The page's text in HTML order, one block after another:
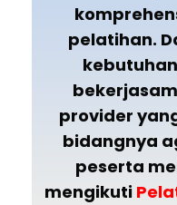
pelatihan.
provider
bidangnya
peserta
mengikuti